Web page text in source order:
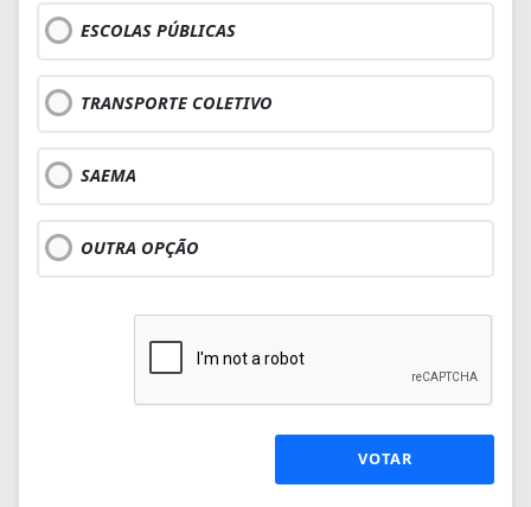
ESCOLAS PÚBLICAS
TRANSPORTE COLETIVO
SAEMA
OUTRA OPÇÃO
VOTAR